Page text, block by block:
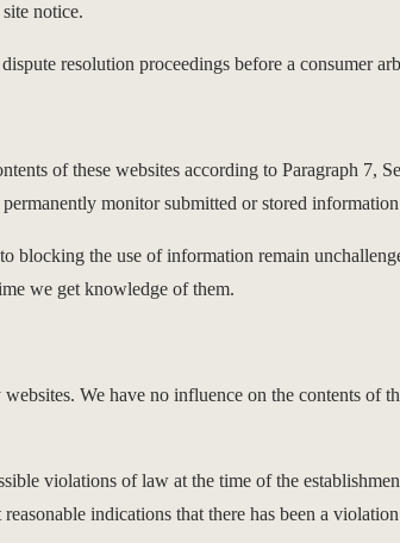
notice.
resolution proceedings before a consumer
of these websites according to Paragraph
monitor submitted or stored
blocking the use of information remain
we get knowledge of them.
We have no influence on the contents of
violations of law at the time of the
indications that there has been a